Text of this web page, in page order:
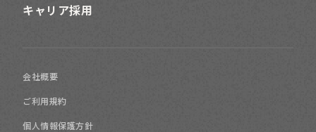
キャリア採用
会社概要
ご利用規約
個人情報保護方針